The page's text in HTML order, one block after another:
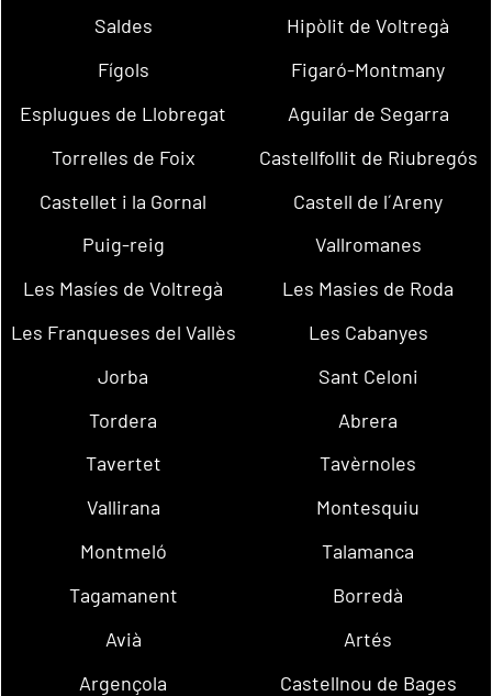
Saldes
Hipòlit de Voltregà
Fígols
Figaró-Montmany
Esplugues de Llobregat
Aguilar de Segarra
Torrelles de Foix
Castellfollit de Riubregós
Castellet i la Gornal
Castell de l´Areny
Puig-reig
Vallromanes
Les Masíes de Voltregà
Les Masies de Roda
Les Franqueses del Vallès
Les Cabanyes
Jorba
Sant Celoni
Tordera
Abrera
Tavertet
Tavèrnoles
Vallirana
Montesquiu
Montmeló
Talamanca
Tagamanent
Borredà
Avià
Artés
Argençola
Castellnou de Bages